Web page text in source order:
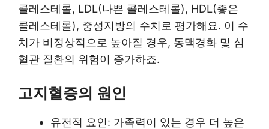
콜레스테롤, LDL(나쁜 콜레스테롤), HDL(좋은
콜레스테롤), 중성지방의 수치로 평가해요. 이 수
치가 비정상적으로 높아질 경우, 동맥경화 및 심
혈관 질환의 위험이 증가하죠.
고지혈증의 원인
유전적 요인: 가족력이 있는 경우 더 높은